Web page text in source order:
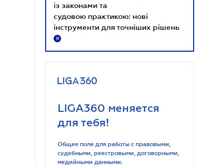
із законами та
судовою практикою: нові
інструменти для точніших рішень
R
LIGA360 меняется
для тебя!
Общее поле для работы с правовыми,
судебными, реестровыми, договорными,
медийными данными.